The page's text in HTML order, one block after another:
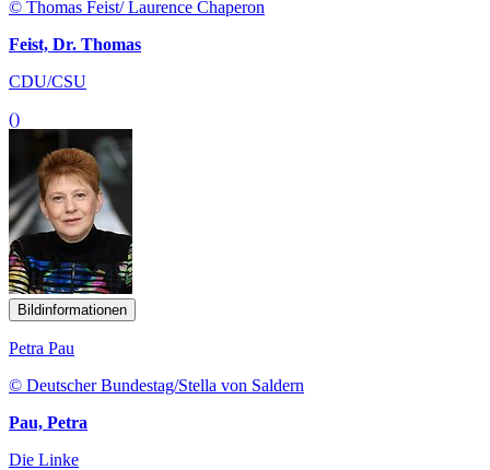
© Thomas Feist/ Laurence Chaperon
Feist, Dr. Thomas
CDU/CSU
()
Bildinformationen
Petra Pau
© Deutscher Bundestag/Stella von Saldern
Pau, Petra
Die Linke